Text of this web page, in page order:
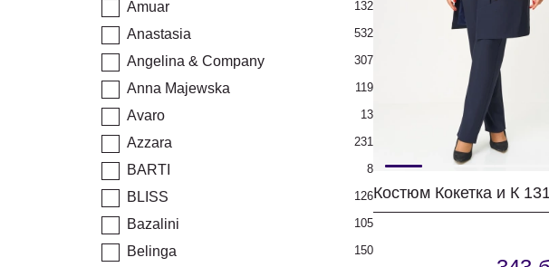
Amuar 132
Anastasia 532
Angelina & Company 307
Anna Majewska 119
Avaro 13
Azzara 231
BARTI 8
BLISS 126
Bazalini 105
Belinga 150
Костюм Кокетка и К